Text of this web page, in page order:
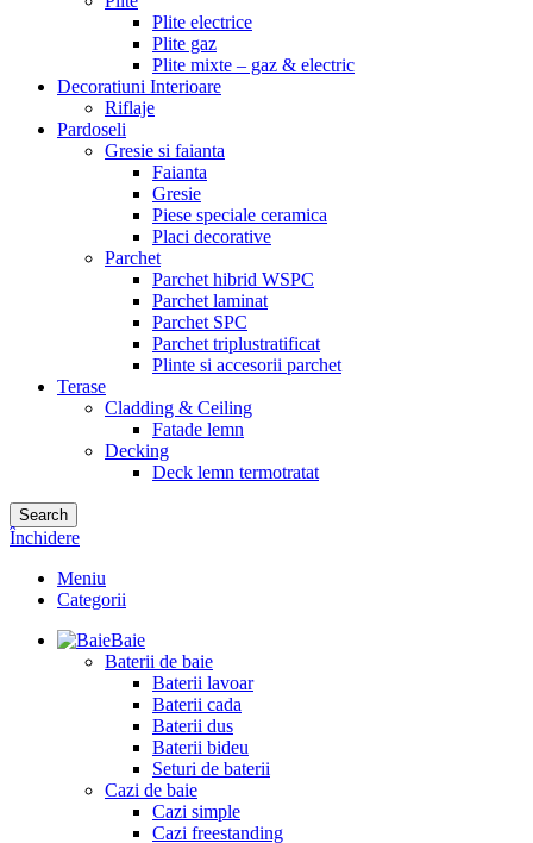
Plite electrice
Plite gaz
Plite mixte – gaz & electric
Decoratiuni Interioare
Riflaje
Pardoseli
Gresie si faianta
Faianta
Gresie
Piese speciale ceramica
Placi decorative
Parchet
Parchet hibrid WSPC
Parchet laminat
Parchet SPC
Parchet triplustratificat
Plinte si accesorii parchet
Terase
Cladding & Ceiling
Fatade lemn
Decking
Deck lemn termotratat
Search
Închidere
Meniu
Categorii
Baie
Baterii de baie
Baterii lavoar
Baterii cada
Baterii dus
Baterii bideu
Seturi de baterii
Cazi de baie
Cazi simple
Cazi freestanding